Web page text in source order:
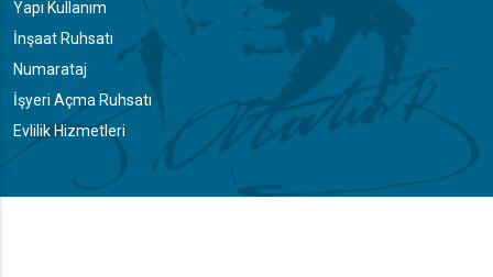
Yapı Kullanım
İnşaat Ruhsatı
Numarataj
İşyeri Açma Ruhsatı
Evlilik Hizmetleri